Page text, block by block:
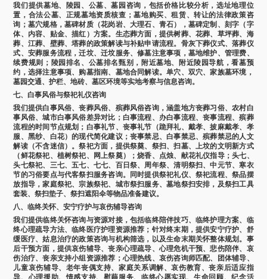
我们提供墓地、陵园、公墓、墓园咨询，包括价格比较分析，选址地理位
置，合法公墓、正规墓地资质核查；墓地购买、租赁、转让的法律政策咨
询；墓穴规格，墓碑材质（花岗岩、大理石、青石），墓碑定制、刻字（字
体、内容、贴金、描红）方案。生态葬方面，提供树葬、花葬、草坪葬、海
葬、江葬、壁葬、塔葬的政策解读与补贴申请流程。骨灰下葬仪式、落葬仪
式、安葬服务流程，迁坟、迁坟服务、修墓注意事项，墓地维护、管理费、
续费规则；陵园排名、公墓排名甄别，附近墓地、附近陵园导航，看墓预
约，选择注意事项、购墓指南、墓地合同解读。单穴、双穴、家族墓环境，
墓园交通、护栏、地砖、墓区环境等实地考察与信息咨询。
七、白事风俗与祭祀礼仪咨询
我们提供白事风俗、丧葬风俗、殡葬风俗咨询，涵盖地方丧葬习俗、农村白
事风俗、城市白事风俗差异对比；白事流程、办白事流程、丧事流程、殡葬
流程的时间节点规划；白事礼节、丧事礼节（跪拜礼、戴孝、披麻戴孝、孝
服、黑纱、白花）的现代简化建议；丧事禁忌、白事禁忌、殡葬禁忌的人文
解读（不含迷信）。祭祀方面，提供祭奠、祭扫、扫墓、上坟的文明新方式
（鲜花祭祀、植树祭祀、网上祭奠）；烧香、点烛、献花礼仪指导；头七、
头七祭祀、三七、五七、七七、百日祭、周年祭、清明祭扫、中元节、寒衣
节的习俗要点与代客祭扫服务咨询。同时提供祭祀礼仪、祭祀流程、祭品摆
放指导，家庭祭祀、宗族祭祀、城市祭扫服务、墓地祭扫安排，及祭扫工具
套装、祭扫垫子、祭扫遮阳伞等物品准备建议。
八、临终关怀、安宁疗护与哀伤辅导咨询
我们提供临终关怀咨询与资源对接，包括临终陪伴技巧、临终护理方案、临
终心理疏导方法、临终医疗护理资源推荐；针对终末期，提供安宁疗护、舒
缓医疗、姑息治疗的政策咨询与机构筛选，以及生命末期关怀整体规划。事
后干预方面，提供哀伤辅导、丧亲心理疏导、心理危机干预、悲伤陪伴、哀
伤治疗、丧亲支持小组资源推荐；心理热线、哀伤咨询师匹配、团体辅导、
儿童哀伤辅导、老年丧偶支持、家庭关系调解、哀伤教育、丧亲后适应指
导、心理援助、情感支持、慰藉服务、临终心愿实现、生命回顾、纪念活